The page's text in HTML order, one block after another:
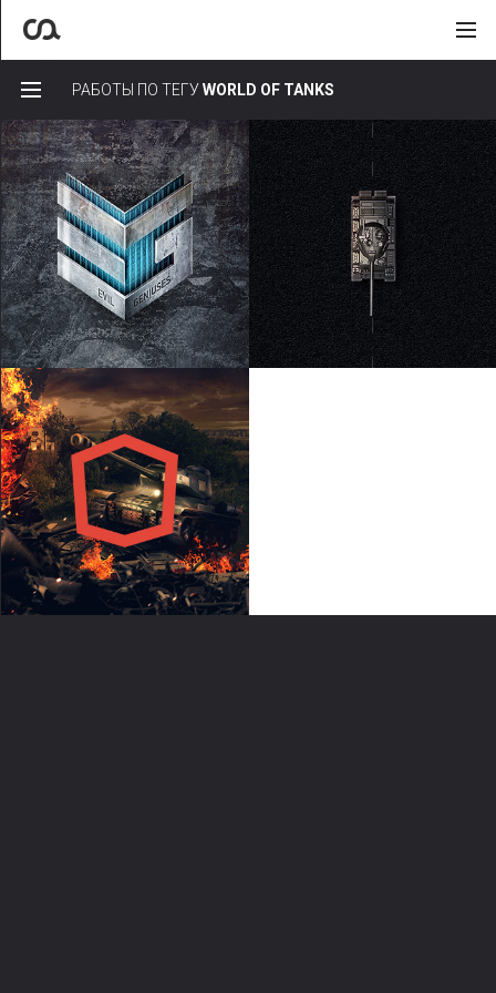
РАБОТЫ ПО ТЕГУWORLD OF TANKS
Все Графдизайн Интерфейсы Логотипы